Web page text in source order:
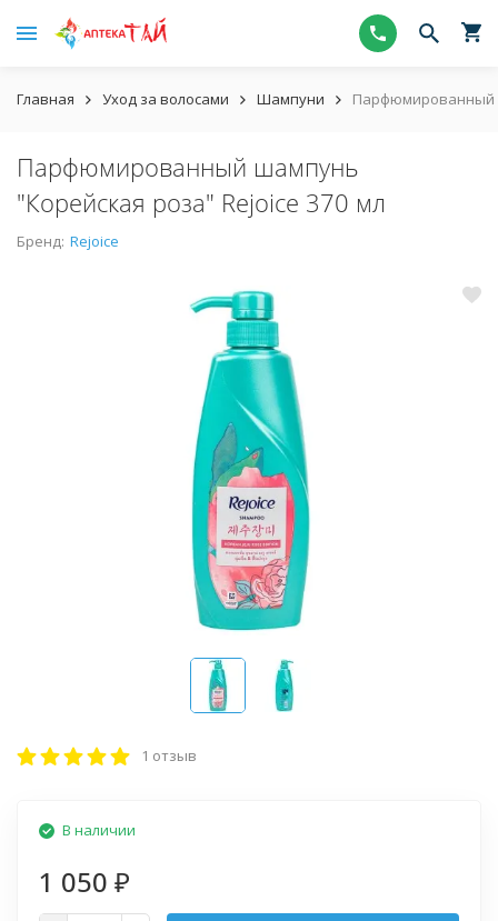
Главная Уход за волосами Шампуни Парфюмированный
Парфюмированный шампунь
"Корейская роза" Rejoice 370 мл
Бренд: Rejoice
1 отзыв
В наличии
1 050 ₽